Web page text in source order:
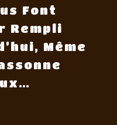
Font
Rempli
Même